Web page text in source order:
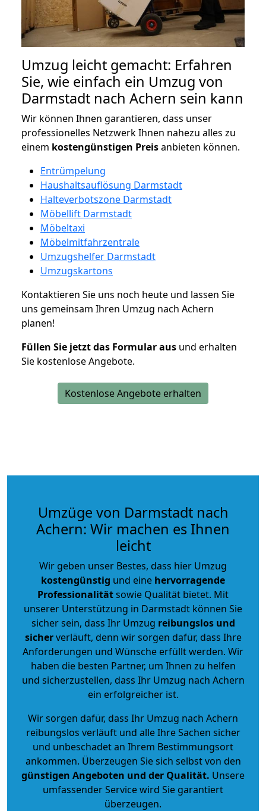
Umzug leicht gemacht: Erfahren
Sie, wie einfach ein Umzug von
Darmstadt nach Achern sein kann
Wir können Ihnen garantieren, dass unser
professionelles Netzwerk Ihnen nahezu alles zu
einem kostengünstigen Preisanbieten können.
Entrümpelung
Haushaltsauflösung Darmstadt
Halteverbotszone Darmstadt
Möbellift Darmstadt
Möbeltaxi
Möbelmitfahrzentrale
Umzugshelfer Darmstadt
Umzugskartons
Kontaktieren Sie uns noch heute und lassen Sie
uns gemeinsam Ihren Umzug nach Achern
planen!
Füllen Sie jetzt das Formular aus und erhalten
Sie kostenlose Angebote.
Kostenlose Angebote erhalten
Umzüge von Darmstadt nach
Achern: Wir machen es Ihnen
leicht
Wir geben unser Bestes, dass hier Umzug
kostengünstig und eine hervorragende
Professionalitätsowie Qualität bietet. Mit
unserer Unterstützung in Darmstadt können Sie
sicher sein, dass Ihr Umzug reibungslos und
sicherverläuft, denn wir sorgen dafür, dass Ihre
Anforderungen und Wünsche erfüllt werden. Wir
haben die besten Partner, um Ihnen zu helfen
und sicherzustellen, dass Ihr Umzug nach Achern
ein erfolgreicher ist.
Wir sorgen dafür, dass Ihr Umzug nach Achern
reibungslos verläuft und alle Ihre Sachen sicher
und unbeschadet an Ihrem Bestimmungsort
ankommen. Überzeugen Sie sich selbst von den
günstigen Angeboten und der Qualität. Unsere
umfassender Service wird Sie garantiert
überzeugen.